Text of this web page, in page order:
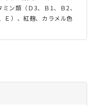
ン類（Ｄ3、Ｂ1、Ｂ2、
Ｅ）、紅麹、カラメル色